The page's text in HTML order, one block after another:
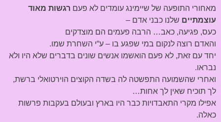
מאחורי התופעה של שיימינג עומדים לא פעם רגשות מאוד
עוצמתיים שלנו כבני אדם –
כעס, פגיעה, כאב… הרבה פעמים הם מוצדקים
והאדם רוצה לנקום במי שפגע בו – ע“י השחרת שמו.
יחד עם זאת, לא פעם הואשמו אנשים שונים בדברים שלא היו ולא
נבראו.
ואחרי שהשמועה התפשטה לה בשדה הקוצים הוירטואלי ברשת,
לך תוכיח שאין לך אחות…
אפילו מקרי התאבדויות כבר היו בארץ ובעולם בעקבות פרשות
כאלה.